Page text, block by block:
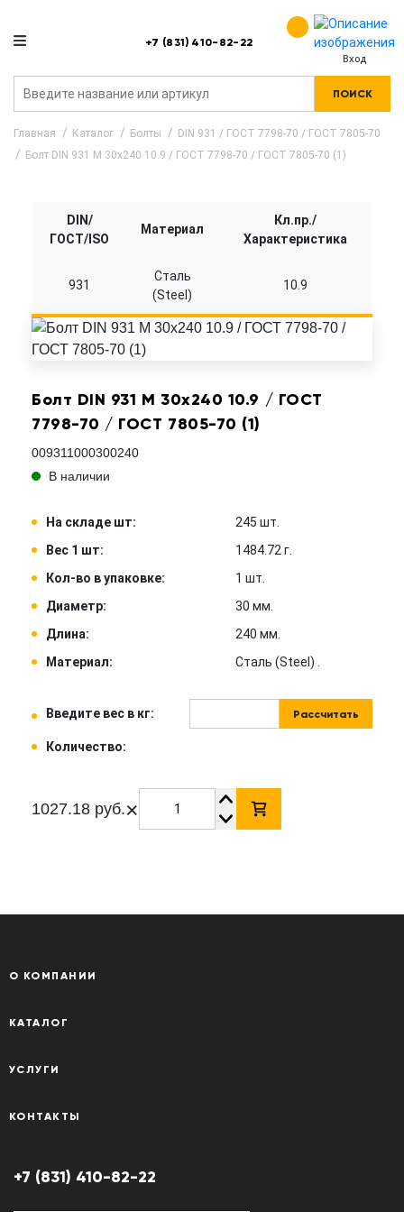
+7 (831) 410-82-22
Вход
ПОИСК
Главная Каталог Болты
DIN 931 / ГОСТ 7798-70 / ГОСТ 7805-70
Болт DIN 931 M 30x240 10.9 / ГОСТ 7798-70 / ГОСТ 7805-70 (1)
Болт DIN 931 M 30x240 10.9 / ГОСТ
7798-70 / ГОСТ 7805-70 (1)
009311000300240
В наличии
На складе шт:
245 шт.
Вес 1 шт:
1484.72 г.
Кол-во в упаковке:
1 шт.
Диаметр:
30 мм.
Длина:
240 мм.
Материал:
Сталь (Steel) .
Введите вес в кг: Рассчитать
Количество:
1027.18 руб.×
DIN/
ГОСТ/ISO
Материал
Кл.пр./
Характеристика
931
Сталь
(Steel)
10.9
О КОМПАНИИ
КАТАЛОГ
УСЛУГИ
КОНТАКТЫ
+7 (831) 410-82-22